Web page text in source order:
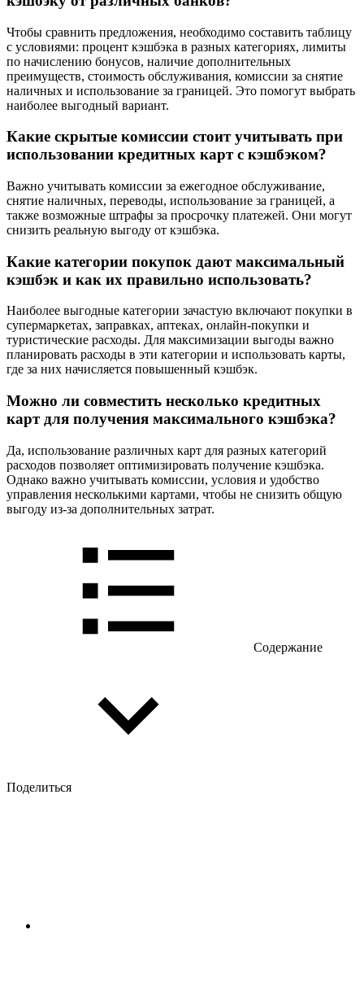
Чтобы сравнить предложения, необходимо составить таблицу
с условиями: процент кэшбэка в разных категориях, лимиты
по начислению бонусов, наличие дополнительных
преимуществ, стоимость обслуживания, комиссии за снятие
наличных и использование за границей. Это помогут выбрать
наиболее выгодный вариант.
Какие скрытые комиссии стоит учитывать при
использовании кредитных карт с кэшбэком?
Важно учитывать комиссии за ежегодное обслуживание,
снятие наличных, переводы, использование за границей, а
также возможные штрафы за просрочку платежей. Они могут
снизить реальную выгоду от кэшбэка.
Какие категории покупок дают максимальный
кэшбэк и как их правильно использовать?
Наиболее выгодные категории зачастую включают покупки в
супермаркетах, заправках, аптеках, онлайн-покупки и
туристические расходы. Для максимизации выгоды важно
планировать расходы в эти категории и использовать карты,
где за них начисляется повышенный кэшбэк.
Можно ли совместить несколько кредитных
карт для получения максимального кэшбэка?
Да, использование различных карт для разных категорий
расходов позволяет оптимизировать получение кэшбэка.
Однако важно учитывать комиссии, условия и удобство
управления несколькими картами, чтобы не снизить общую
выгоду из-за дополнительных затрат.
Содержание
Поделиться